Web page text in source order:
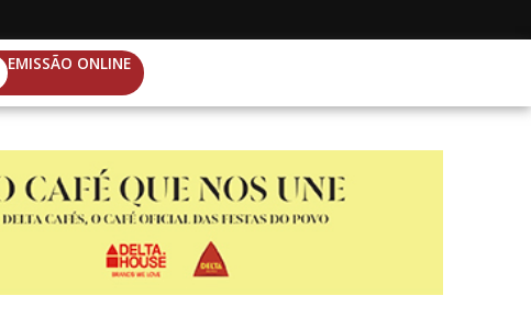
EMISSÃO ONLINE